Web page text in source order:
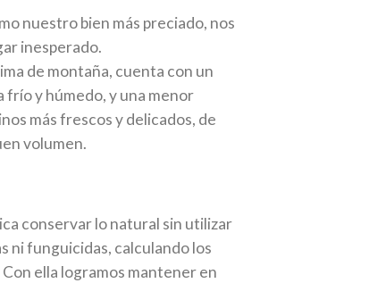
nuestro bien más preciado, nos
inesperado.
de montaña, cuenta con un
frío y húmedo, y una menor
más frescos y delicados, de
volumen.
conservar lo natural sin utilizar
ni funguicidas, calculando los
ella logramos mantener en